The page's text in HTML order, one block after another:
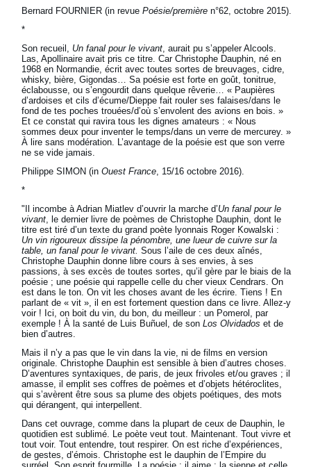
Bernard FOURNIER (in revuePoésie/première n°62, octobre 2015).
*
Son recueil, Un fanal pour le vivant, aurait pu s’appeler Alcools.
Las, Apollinaire avait pris ce titre. Car Christophe Dauphin, né en
1968 en Normandie, écrit avec toutes sortes de breuvages, cidre,
whisky, bière, Gigondas… Sa poésie est forte en goût, tonitrue,
éclabousse, ou s’engourdit dans quelque rêverie… « Paupières
d’ardoises et cils d’écume/Dieppe fait rouler ses falaises/dans le
fond de tes poches trouées/d’où s’envolent des avions en bois. »
Et ce constat qui ravira tous les dignes amateurs : « Nous
sommes deux pour inventer le temps/dans un verre de mercurey. »
À lire sans modération. L’avantage de la poésie est que son verre
ne se vide jamais.
Philippe SIMON (inOuest France, 15/16 octobre 2016).
*
"Il incombe à Adrian Miatlev d’ouvrir la marche d’Un fanal pour le
vivant, le dernier livre de poèmes de Christophe Dauphin, dont le
titre est tiré d’un texte du grand poète lyonnais Roger Kowalski :
Un vin rigoureux dissipe la pénombre, une lueur de cuivre sur la
table, un fanal pour le vivant.Sous l’aile de ces deux aînés,
Christophe Dauphin donne libre cours à ses envies, à ses
passions, à ses excès de toutes sortes, qu’il gère par le biais de la
poésie ; une poésie qui rappelle celle du cher vieux Cendrars. On
est dans le ton. On vit les choses avant de les écrire. Tiens ! En
parlant de « vit », il en est fortement question dans ce livre. Allez-y
voir ! Ici, on boit du vin, du bon, du meilleur : un Pomerol, par
exemple ! À la santé de Luis Buñuel, de sonLos Olvidados et de
bien d’autres.
Mais il n’y a pas que le vin dans la vie, ni de films en version
originale. Christophe Dauphin est sensible à bien d’autres choses.
D’aventures syntaxiques, de paris, de jeux frivoles et/ou graves ; il
amasse, il emplit ses coffres de poèmes et d’objets hétéroclites,
qui s’avèrent être sous sa plume des objets poétiques, des mots
qui dérangent, qui interpellent.
Dans cet ouvrage, comme dans la plupart de ceux de Dauphin, le
quotidien est sublimé. Le poète veut tout. Maintenant. Tout vivre et
tout voir. Tout entendre, tout respirer. On est riche d’expériences,
de gestes, d’émois. Christophe est le dauphin de l’Empire du